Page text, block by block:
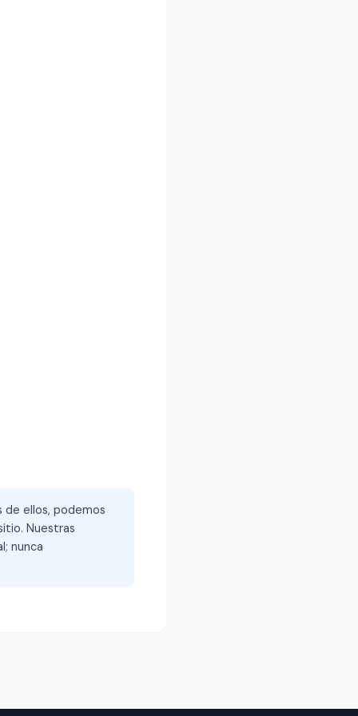
de ellos, podemos
Nuestras
nunca